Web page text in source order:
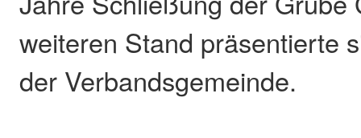
weiteren Stand präsentierte
der Verbandsgemeinde.